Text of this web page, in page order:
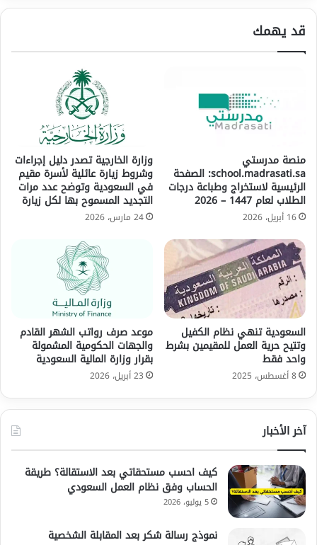
قد يهمك
منصة مدرستي
school.madrasati.sa: الصفحة
الرئيسية لاستخراج وطباعة درجات
الطلاب لعام 1447 – 2026
16 أبريل، 2026
وزارة الخارجية تصدر دليل إجراءات
وشروط زيارة عائلية لأسرة مقيم
في السعودية وتوضح عدد مرات
التجديد المسموح بها لكل زيارة
24 مارس، 2026
السعودية تنهي نظام الكفيل
وتتيح حرية العمل للمقيمين بشرط
واحد فقط
8 أغسطس، 2025
موعد صرف رواتب الشهر القادم
والجهات الحكومية المشمولة
بقرار وزارة المالية السعودية
23 أبريل، 2026
آخر الأخبار
كيف احسب مستحقاتي بعد الاستقالة؟ طريقة
الحساب وفق نظام العمل السعودي
5 يوليو، 2026
نموذج رسالة شكر بعد المقابلة الشخصية